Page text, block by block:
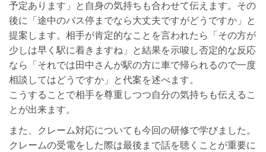
予定あります」と自身の気持ちも合わせて伝えます。その
後に「途中のバス停までなら大丈夫ですがどうですか」と
提案します。相手が肯定的なことを言われたら「その方が
少しは早く駅に着きますね」と結果を示唆し否定的な反応
なら「それでは田中さんが駅の方に車で帰られるので一度
相談してはどうですか」と代案を述べます。
こうすることで相手を尊重しつつ自分の気持ちも伝えるこ
とが出来ます。
また、クレーム対応についても今回の研修で学びました。
クレームの受電をした際は最後まで話を聴くことが重要に